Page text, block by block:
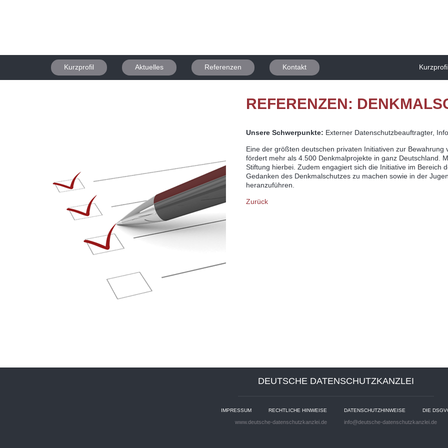
Kurzprofil Aktuelles Referenzen Kontakt
REFERENZEN:
Unsere Schwerpunkte: Externer Datenschutzbeauftragter,
Eine der größten deutschen privaten Initiativen zur
fördert mehr als 4.500 Denkmalprojekte in ganz Deutschland.
Stiftung hierbei. Zudem engagiert sich die Initiative im Bereich
Gedanken des Denkmalschutzes zu machen sowie in der
heranzuführen.
Zurück
DEUTSCHE DATENSCHUTZKANZLEI
IMPRESSUM RECHTLICHE HINWEISE DATENSCHUTZHINWEISE DIE
www.deutsche-datenschutzkanzlei.de info@deutsche-datenschutzkanzlei.de